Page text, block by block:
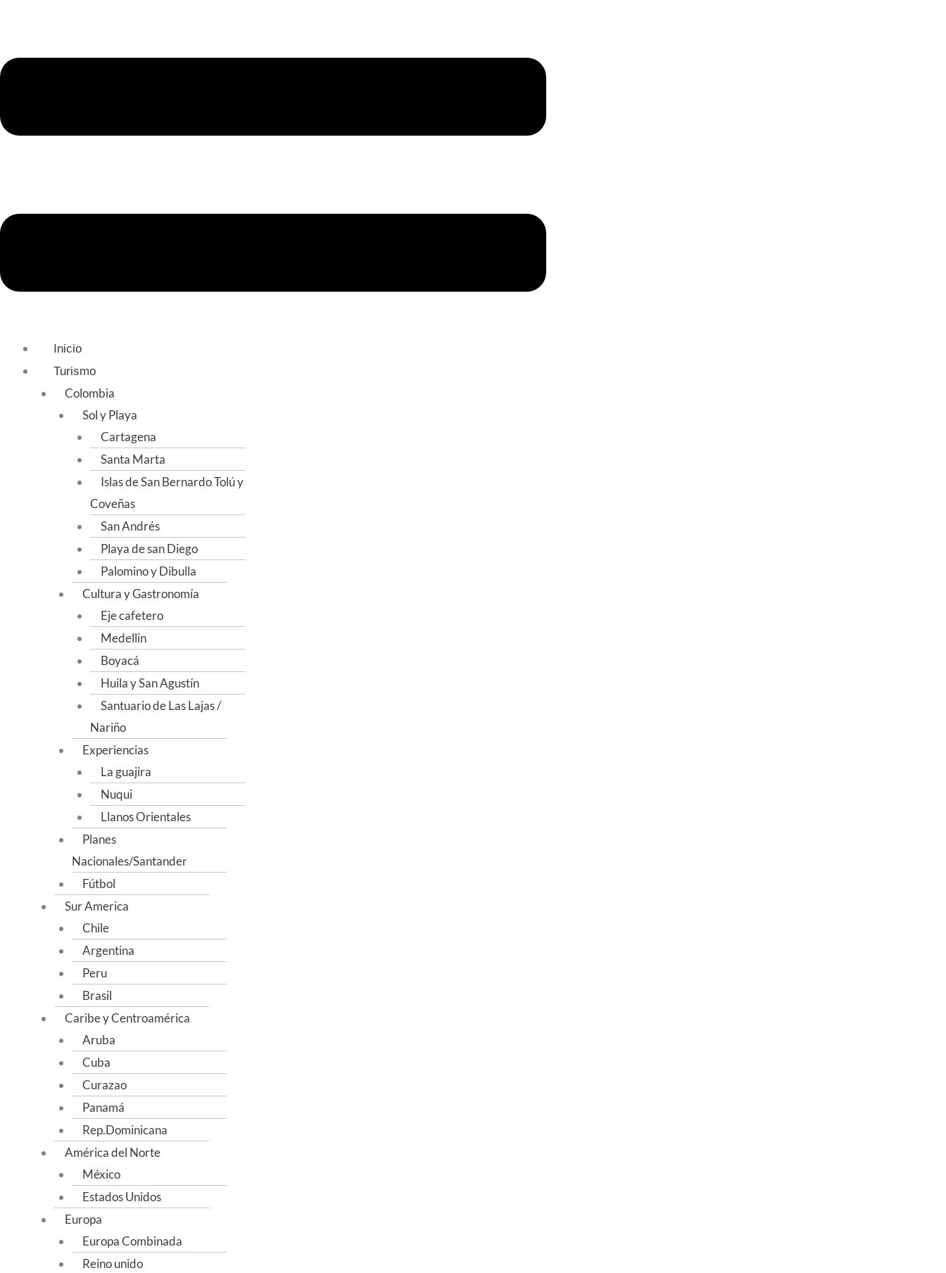
Inicio
Turismo
Colombia
Sol y Playa
Cartagena
Santa Marta
Islas de San Bernardo Tolú y
Coveñas
San Andrés
Playa de san Diego
Palomino y Dibulla
Cultura y Gastronomía
Eje cafetero
Medellin
Boyacá
Huila y San Agustín
Santuario de Las Lajas /
Nariño
Experiencias
La guajira
Nuqui
Llanos Orientales
Planes
Nacionales/Santander
Fútbol
Sur America
Chile
Argentina
Peru
Brasil
Caribe y Centroamérica
Aruba
Cuba
Curazao
Panamá
Rep.Dominicana
América del Norte
México
Estados Unidos
Europa
Europa Combinada
Reino unido